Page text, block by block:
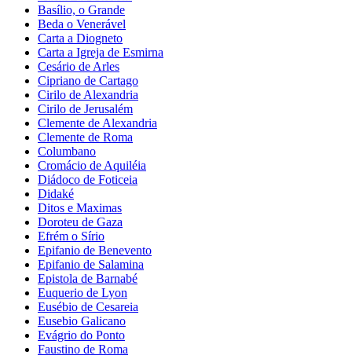
Basílio, o Grande
Beda o Venerável
Carta a Diogneto
Carta a Igreja de Esmirna
Cesário de Arles
Cipriano de Cartago
Cirilo de Alexandria
Cirilo de Jerusalém
Clemente de Alexandria
Clemente de Roma
Columbano
Cromácio de Aquiléia
Diádoco de Foticeia
Didaké
Ditos e Maximas
Doroteu de Gaza
Efrém o Sírio
Epifanio de Benevento
Epifanio de Salamina
Epistola de Barnabé
Euquerio de Lyon
Eusébio de Cesareia
Eusebio Galicano
Evágrio do Ponto
Faustino de Roma